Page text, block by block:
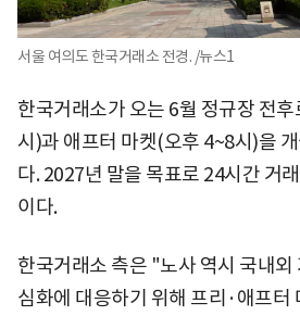
서울 여의도 한국거래소 전경. /뉴스1
한국거래소가 오는 6월 정규장 전
시)과 애프터 마켓(오후 4~8시)을
다. 2027년 말을 목표로 24시간 거
이다.
한국거래소 측은 "노사 역시 국내외
심화에 대응하기 위해 프리·애프터